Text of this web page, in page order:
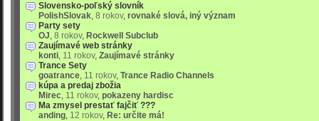
Slovensko-poľský slovník
PolishSlovak, 8 rokov, rovnaké slová, iný význam
Party sety
OJ, 8 rokov, Rockwell Subclub
Zaujímavé web stránky
konti, 11 rokov, Zaujímavé stránky
Trance Sety
goatrance, 11 rokov, Trance Radio Channels
kúpa a predaj zbožia
Mirec, 11 rokov, pokazeny hardisc
Ma zmysel prestať fajčiť ???
anding, 12 rokov, Re: určite má!